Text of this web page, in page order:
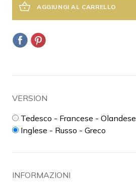
AGGIUNGI AL CARRELLO
VERSION
Tedesco - Francese - Olandese
Inglese - Russo - Greco
INFORMAZIONI